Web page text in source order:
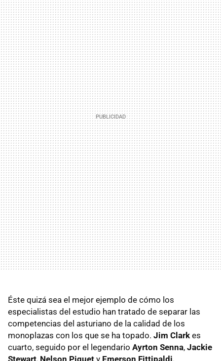
Éste quizá sea el mejor ejemplo de cómo los
especialistas del estudio han tratado de separar las
competencias del asturiano de la calidad de los
monoplazas con los que se ha topado. Jim Clark es
cuarto, seguido por el legendario Ayrton Senna, Jackie